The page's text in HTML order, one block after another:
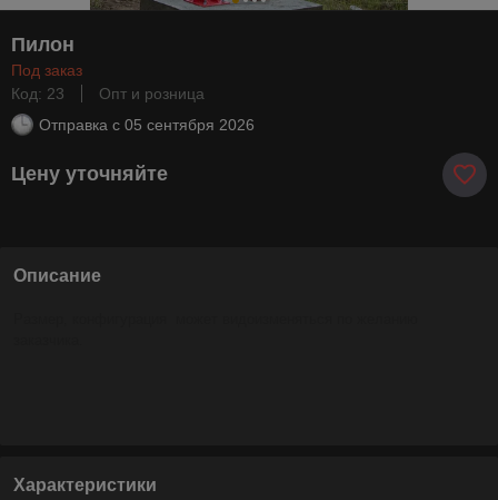
Пилон
Под заказ
Код: 23
Опт и розница
Отправка с 05 сентября 2026
Цену уточняйте
Описание
Характеристики